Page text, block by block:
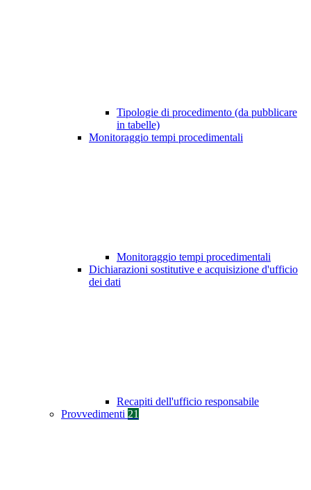
Tipologie di procedimento (da pubblicare
in tabelle)
Monitoraggio tempi procedimentali
Monitoraggio tempi procedimentali
Dichiarazioni sostitutive e acquisizione d'ufficio
dei dati
Recapiti dell'ufficio responsabile
Provvedimenti 21